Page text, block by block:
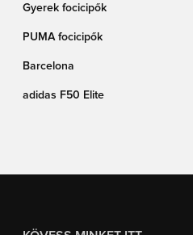
Gyerek focicipők
PUMA focicipők
Barcelona
adidas F50 Elite